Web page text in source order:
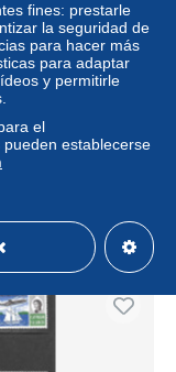
of 10 Sc# ,SG
Privado
fines: prestarle
la seguridad de
para hacer más
para adaptar
y permitirle
el
establecerse